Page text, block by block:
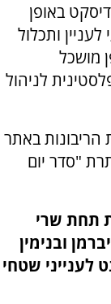
באופן
ותכלול
מושכל
לניהול
באתר
"סדר יום
תחת שרי
ובנימין
לענייני שטחי